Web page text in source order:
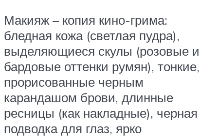
Макияж – копия кино-грима:
бледная кожа (светлая пудра),
выделяющиеся скулы (розовые и
бардовые оттенки румян), тонкие,
прорисованные черным
карандашом брови, длинные
ресницы (как накладные), черная
подводка для глаз, ярко